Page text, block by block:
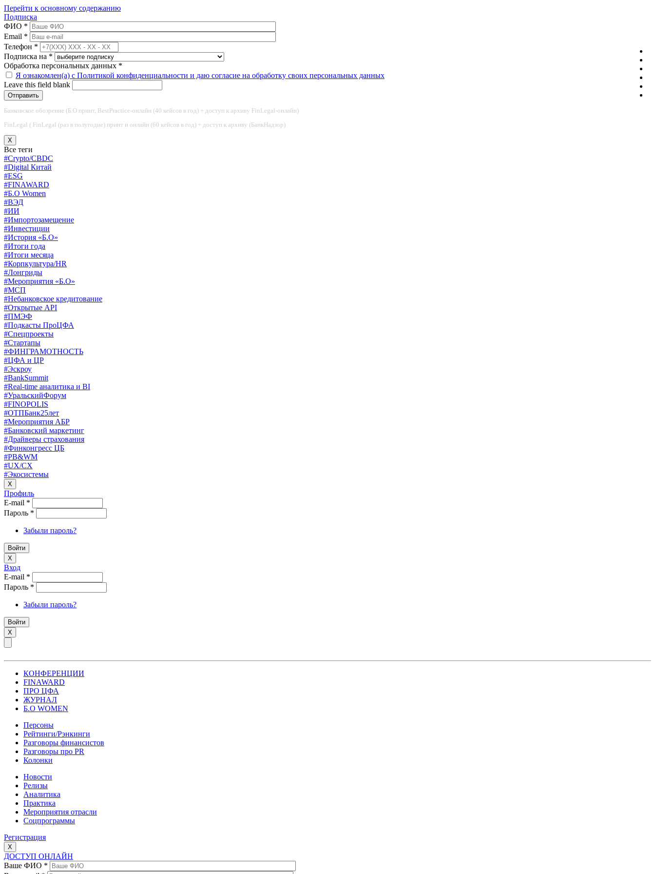
Перейти к основному содержанию
Подписка
ФИО *
Email *
Телефон *
Подписка на *
Обработка персональных данных *
Я ознакомлен(а) с Политикой конфиденциальности и даю согласие на обработку своих персональных данных
Leave this field blank
Банковское обозрение (Б.О принт, BestPractice-онлайн (40 кейсов в год) + доступ к архиву FinLegal-онлайн)
FinLegal ( FinLegal (раз в полугодие) принт и онлайн (60 кейсов в год) + доступ к архиву (БанкНадзор)
X
Все теги
#Crypto/CBDC
#Digital Китай
#ESG
#FINAWARD
#Б.О Women
#ВЭД
#ИИ
#Импортозамещение
#Инвестиции
#История «Б.О»
#Итоги года
#Итоги месяца
#Корпкультура/HR
#Лонгриды
#Мероприятия «Б.О»
#МСП
#Небанковское кредитование
#Открытые API
#ПМЭФ
#Подкасты ПроЦФА
#Спецпроекты
#Стартапы
#ФИНГРАМОТНОСТЬ
#ЦФА и ЦР
#Эскроу
#BankSummit
#Real-time аналитика и BI
#УральскийФорум
#FINOPOLIS
#ОТПБанк25лет
#Мероприятия АБР
#Банковский маркетинг
#Драйверы страхования
#Финконгресс ЦБ
#PB&WM
#UX/CX
#Экосистемы
X
Профиль
E-mail *
Пароль *
Забыли пароль?
X
Вход
E-mail *
Пароль *
Забыли пароль?
X
КОНФЕРЕНЦИИ
FINAWARD
ПРО ЦФА
ЖУРНАЛ
Б.О WOMEN
Персоны
Рейтинги/Рэнкинги
Разговоры финансистов
Разговоры про PR
Колонки
Новости
Релизы
Аналитика
Практика
Мероприятия отрасли
Соцпрограммы
Регистрация
X
ДОСТУП ОНЛАЙН
Ваше ФИО *